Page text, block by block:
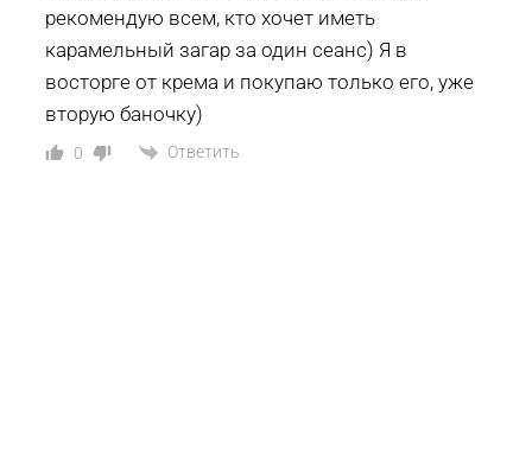
рекомендую всем, кто хочет иметь
карамельный загар за один сеанс) Я в
восторге от крема и покупаю только его, уже
вторую баночку)
0 Ответить